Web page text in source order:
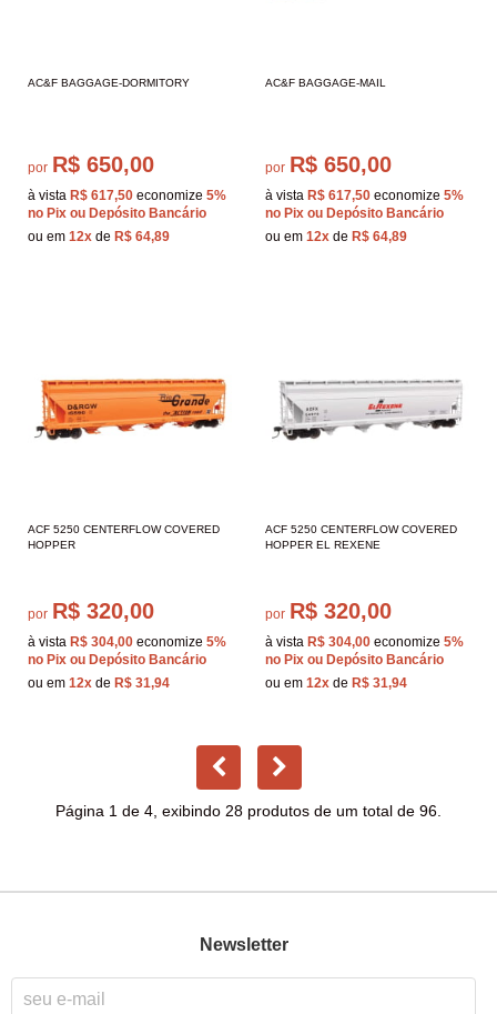
AC&F BAGGAGE-DORMITORY
por R$ 650,00
à vista R$ 617,50 economize 5%
no Pix ou Depósito Bancário
ou em 12x de R$ 64,89
AC&F BAGGAGE-MAIL
por R$ 650,00
à vista R$ 617,50 economize 5%
no Pix ou Depósito Bancário
ou em 12x de R$ 64,89
ACF 5250 CENTERFLOW COVERED
HOPPER
por R$ 320,00
à vista R$ 304,00 economize 5%
no Pix ou Depósito Bancário
ou em 12x de R$ 31,94
ACF 5250 CENTERFLOW COVERED
HOPPER EL REXENE
por R$ 320,00
à vista R$ 304,00 economize 5%
no Pix ou Depósito Bancário
ou em 12x de R$ 31,94
Página 1 de 4, exibindo 28 produtos de um total de 96.
Newsletter